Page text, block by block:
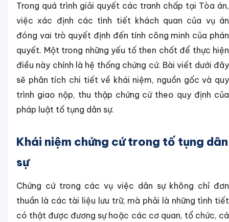
Trong quá trình giải quyết các tranh chấp tại Tòa án,
việc xác định các tình tiết khách quan của vụ án
đóng vai trò quyết định đến tính công minh của phán
quyết. Một trong những yếu tố then chốt để thực hiện
điều này chính là hệ thống chứng cứ. Bài viết dưới đây
sẽ phân tích chi tiết về khái niệm, nguồn gốc và quy
trình giao nộp, thu thập chứng cứ theo quy định của
pháp luật tố tụng dân sự.
Khái niệm chứng cứ trong tố tụng dân
sự
Chứng cứ trong các vụ việc dân sự không chỉ đơn
thuần là các tài liệu lưu trữ, mà phải là những tình tiết
có thật được đương sự hoặc các cơ quan, tổ chức, cá